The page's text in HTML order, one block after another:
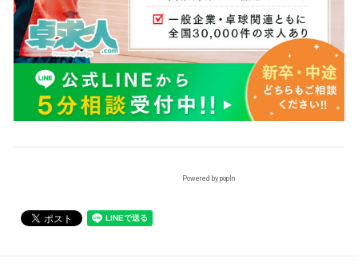
Powered by popIn